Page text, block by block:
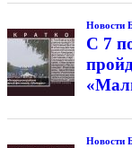
Новости
С 7
Новости